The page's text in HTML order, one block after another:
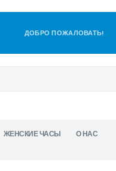
ДОБРО ПОЖАЛОВАТЬ!
ЖЕНСКИЕ ЧАСЫ О НАС